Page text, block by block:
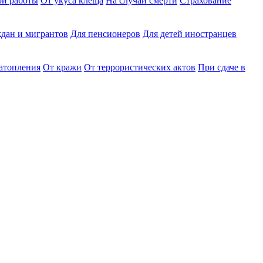
и мигрантов Для пенсионеров Для детей иностранцев
От кражи От террористических актов При сдаче в